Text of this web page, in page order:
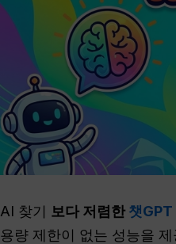
AI 찾기 보다 저렴한 챗GPT
용량 제한이 없는 성능을